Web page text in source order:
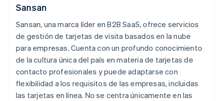
Sansan
Sansan, una marca líder en B2B SaaS, ofrece servicios
de gestión de tarjetas de visita basados en la nube
para empresas. Cuenta con un profundo conocimiento
de la cultura única del país en materia de tarjetas de
contacto profesionales y puede adaptarse con
flexibilidad a los requisitos de las empresas, incluidas
las tarjetas en línea. No se centra únicamente en las